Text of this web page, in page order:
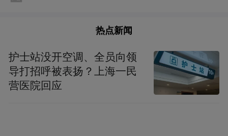
接转能力达1100万吨，年供气能力165亿立方
今年以来，青岛LNG接收站动作不断。
热点新闻
护士站没开空调、全员向领
导打招呼被表扬？上海一民
营医院回应